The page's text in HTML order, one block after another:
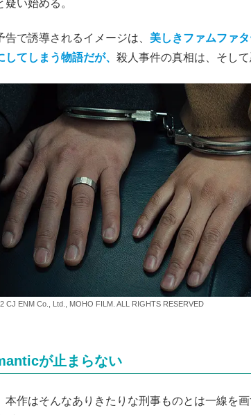
疑い始める。
告で誘導されるイメージは、 美しきファムファ
してしまう物語だが、 殺人事件の真相は、そし
CJ ENM Co., Ltd., MOHO FILM. ALL RIGHTS RESERVED
が止まらない
本作はそんなありきたりな刑事ものとは一線を